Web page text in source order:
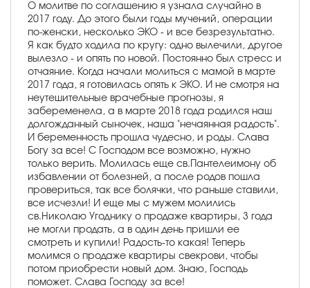
О молитве по соглашению я узнала случайно в
2017 году. До этого были годы мучений, операции
по-женски, несколько ЭКО - и все безрезультатно.
Я как будто ходила по кругу: одно вылечили, другое
вылезло - и опять по новой. Постоянно был стресс и
отчаяние. Когда начали молиться с мамой в марте
2017 года, я готовилась опять к ЭКО. И не смотря на
неутешительные врачебные прогнозы, я
забеременела, а в марте 2018 года родился наш
долгожданный сыночек, наша "нечаянная радость".
И беременность прошла чудесно, и роды. Слава
Богу за все! С Господом все возможно, нужно
только верить. Молилась еще св.Пантелеимону об
избавлении от болезней, а после родов пошла
провериться, так все болячки, что раньше ставили,
все исчезли! И еще мы с мужем молились
св.Николаю Угоднику о продаже квартиры, 3 года
не могли продать, а в один день пришли ее
смотреть и купили! Радость-то какая! Теперь
молимся о продаже квартиры свекрови, чтобы
потом приобрести новый дом. Знаю, Господь
поможет. Слава Господу за все!